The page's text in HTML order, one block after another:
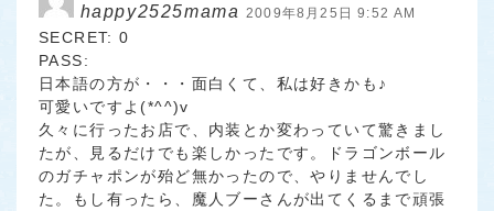
happy2525mama 2009年8月25日 9:52 AM
SECRET: 0
PASS:
日本語の方が・・・面白くて、私は好きかも♪
可愛いですよ(*^^)v
久々に行ったお店で、内装とか変わっていて驚きまし
たが、見るだけでも楽しかったです。ドラゴンボール
のガチャポンが殆ど無かったので、やりませんでし
た。もし有ったら、魔人ブーさんが出てくるまで頑張